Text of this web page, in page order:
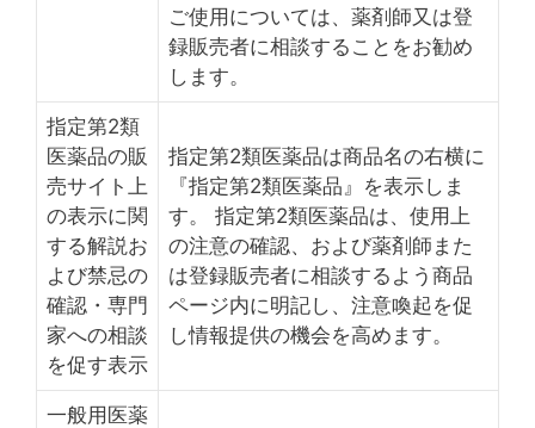
ご使用については、薬剤師又は登
録販売者に相談することをお勧め
します。
指定第2類
医薬品の販
売サイト上
の表示に関
する解説お
よび禁忌の
確認・専門
家への相談
を促す表示
指定第2類医薬品は商品名の右横に
『指定第2類医薬品』を表示しま
す。 指定第2類医薬品は、使用上
の注意の確認、および薬剤師また
は登録販売者に相談するよう商品
ページ内に明記し、注意喚起を促
し情報提供の機会を高めます。
一般用医薬